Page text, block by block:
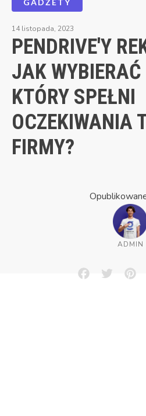
14 listopada, 2023
PENDRIVE'Y
JAK WYBIERAĆ
KTÓRY SPEŁNI
OCZEKIWANIA
FIRMY?
ADMIN
FacebookTwitter